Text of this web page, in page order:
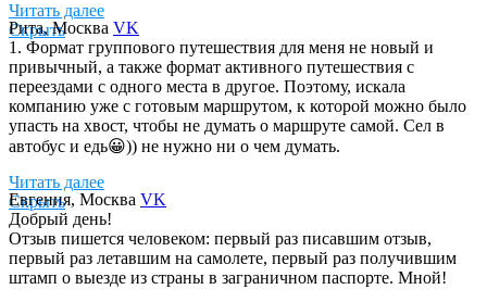
2) Ознакомившись с программой я сразу поняла, что это есть
возможность получить от путешествия МАКСИМУМ😂
объехать пол острова, познакомиться со страной и местным
колоритом по максимуму, увидеть то, что самостоятельно бы
не подумал, что это можно и нужно увидеть, тем более за
такой короткий отрезок времени. За трекинги и водные
активности отдельный респект ✊ И за пляжи 😍 Плюс в
компании преодолевать отдельные моменты во многом
веселее😂 пляжи+активности+хорошая компания =
идеальный отдых.
3) При выборе исполнителя путешествия во многом важно -
программа, отзывы об организаторе и то какое впечатление
организатор производит, в том числе в диалоге (переписке).
Читать далее
Скрыть
Рита, Москва VK
1. Формат группового путешествия для меня не новый и
привычный, а также формат активного путешествия с
переездами с одного места в другое. Поэтому, искала
компанию уже с готовым маршрутом, к которой можно было
упасть на хвост, чтобы не думать о маршруте самой. Сел в
автобус и едь😀)) не нужно ни о чем думать.
2. Дикая природа, звери, птицы и все, как я люблю.🌴🍉
Страна очень зеленая и впечатляющая своими пейзажами. Я
не питаю любви к азиатским странам, но реальность
превысила ожидания, отели оказались лучше, чем я себе
представляла, а страшилки про менталитет и
Читать далее
Скрыть
Евгения, Москва VK
Добрый день!
Отзыв пишется человеком: первый раз писавшим отзыв,
первый раз летавшим на самолете, первый раз получившим
штамп о выезде из страны в заграничном паспорте. Мной!